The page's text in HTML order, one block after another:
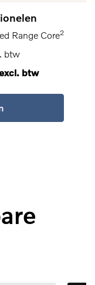
Range Core2
btw
btw